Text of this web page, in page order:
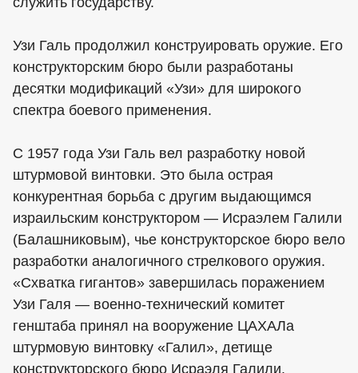
Узи Галь продолжил конструировать оружие. Его
конструкторским бюро были разработаны
десятки модификаций «Узи» для широкого
спектра боевого применения.
С 1957 года Узи Галь вел разработку новой
штурмовой винтовки. Это была острая
конкурентная борьба с другим выдающимся
израильским конструктором — Исраэлем Галили
(Балашниковым), чье конструкторское бюро вело
разработки аналогичного стрелкового оружия.
«Схватка гигантов» завершилась поражением
Узи Галя — военно-технический комитет
генштаба принял на вооружение ЦАХАЛа
штурмовую винтовку «Галил», детище
конструкторского бюро Исраэля Галили.